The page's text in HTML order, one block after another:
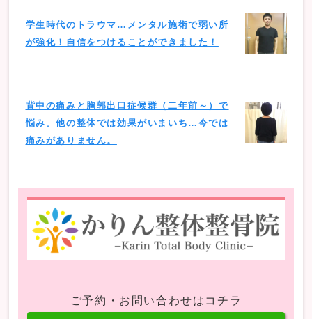
学生時代のトラウマ…メンタル施術で弱い所
が強化！自信をつけることができました！
背中の痛みと胸郭出口症候群（二年前～）で
悩み。他の整体では効果がいまいち…今では
痛みがありません。
ご予約・お問い合わせはコチラ